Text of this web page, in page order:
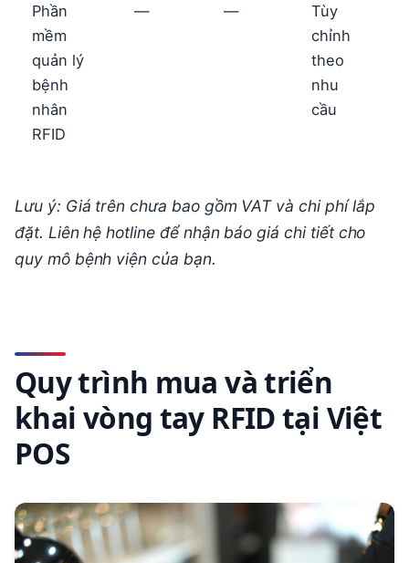
Phần
mềm
quản lý
bệnh
nhân
RFID
— —
Tùy
chỉnh
theo
nhu
cầu
Lưu ý: Giá trên chưa bao gồm VAT và chi phí lắp
đặt. Liên hệ hotline để nhận báo giá chi tiết cho
quy mô bệnh viện của bạn.
Quy trình mua và triển
khai vòng tay RFID tại Việt
POS